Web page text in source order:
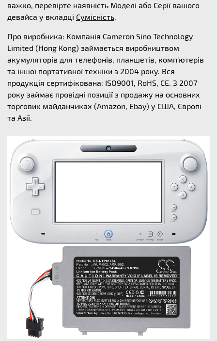
важко, перевірте наявність Моделі або Серії вашого
девайса у вкладці Сумісність.
Про виробника: Компанія Cameron Sino Technology
Limited (Hong Kong) займається виробництвом
акумуляторів для телефонів, планшетів, комп'ютерів
та іншої портативної техніки з 2004 року. Вся
продукція сертифікована: ISO9001, RoHS, CE. З 2007
року займає провідні позиції з продажу на основних
торгових майданчиках (Amazon, Ebay) у США, Європі
та Азії.